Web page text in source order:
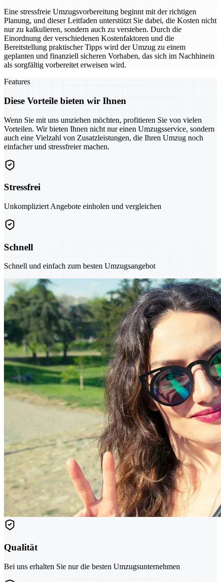
Eine stressfreie Umzugsvorbereitung beginnt mit der richtigen
Planung, und dieser Leitfaden unterstützt Sie dabei, die Kosten nicht
nur zu kalkulieren, sondern auch zu verstehen. Durch die
Einordnung der verschiedenen Kostenfaktoren und die
Bereitstellung praktischer Tipps wird der Umzug zu einem
geplanten und finanziell sicheren Vorhaben, das sich im Nachhinein
als sorgfältig vorbereitet erweisen wird.
Features
Diese Vorteile bieten wir Ihnen
Wenn Sie mit uns umziehen möchten, profitieren Sie von vielen
Vorteilen. Wir bieten Ihnen nicht nur einen Umzugsservice, sondern
auch eine Vielzahl von Zusatzleistungen, die Ihren Umzug noch
einfacher und stressfreier machen.
Stressfrei
Unkompliziert Angebote einholen und vergleichen
Schnell
Schnell und einfach zum besten Umzugsangebot
Qualität
Bei uns erhalten Sie nur die besten Umzugsunternehmen